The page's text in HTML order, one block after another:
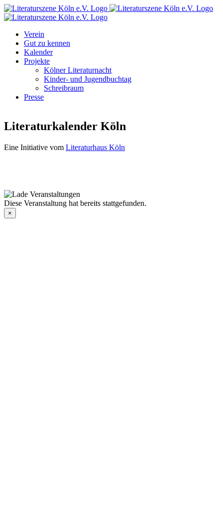
Zum
Inhalt
Facebook
Instagram
E-
Mail
Verein
Gut zu kennen
Kalender
Projekte
Kölner Literaturnacht
Kinder- und Jugendbuchtag
Schreibraum
Presse
Literaturkalender Köln
Eine Initiative vom Literaturhaus Köln
Diese Veranstaltung hat bereits stattgefunden.
×